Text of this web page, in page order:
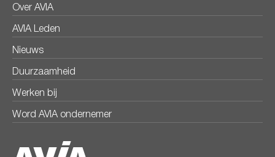
Over AVIA
AVIA Leden
Nieuws
Duurzaamheid
Werken bij
Word AVIA ondernemer